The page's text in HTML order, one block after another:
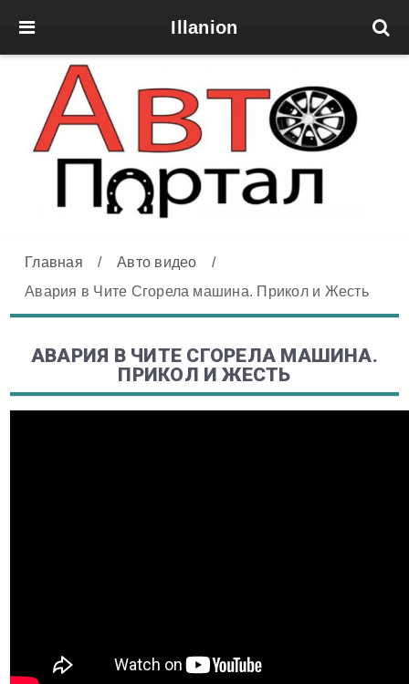
Illanion
Главная / Авто видео
/
Авария в Чите Сгорела машина. Прикол и Жесть
АВАРИЯ В ЧИТЕ СГОРЕЛА МАШИНА.
ПРИКОЛ И ЖЕСТЬ